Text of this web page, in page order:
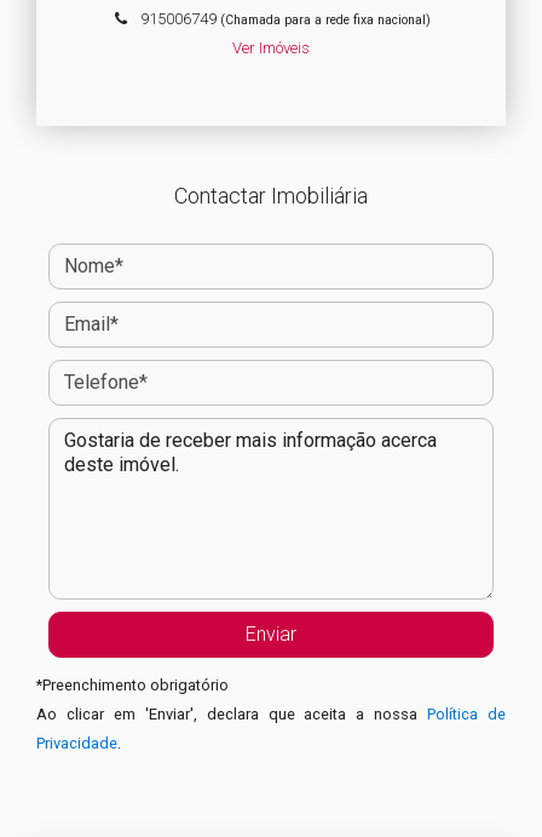
915006749(Chamada para a rede fixa nacional)
Ver Imóveis
Contactar Imobiliária
*Preenchimento obrigatório
Ao clicar em 'Enviar', declara que aceita a nossaPolítica de
Privacidade